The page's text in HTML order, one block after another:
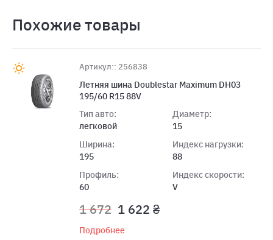
Похожие товары
Артикул:: 256838
Летняя шина Doublestar Maximum DH03
195/60 R15 88V
Тип авто:
легковой
Ширина:
195
Профиль:
60
Диаметр:
15
Индекс нагрузки:
88
Индекс скорости:
V
1 672 1 622 ₴
Подробнее